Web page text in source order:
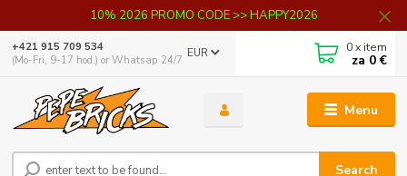
10% 2026 PROMO CODE >> HAPPY2026
Menu
EUR
Search
+421 915 709 534
(Mo-Fri, 9-17 hod.) or Whatsap 24/7
0x item
za 0 €